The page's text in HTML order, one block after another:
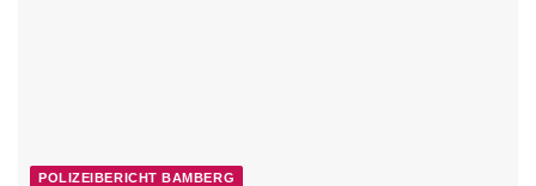
POLIZEIBERICHT BAMBERG